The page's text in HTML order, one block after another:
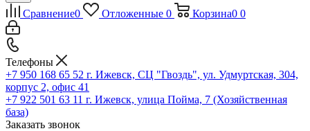
Сравнение0 Отложенные 0 Корзина0 0
Телефоны
+7 950 168 65 52 г. Ижевск, СЦ "Гвоздь", ул. Удмуртская, 304,
корпус 2, офис 41
+7 922 501 63 11 г. Ижевск, улица Пойма, 7 (Хозяйственная
база)
Заказать звонок